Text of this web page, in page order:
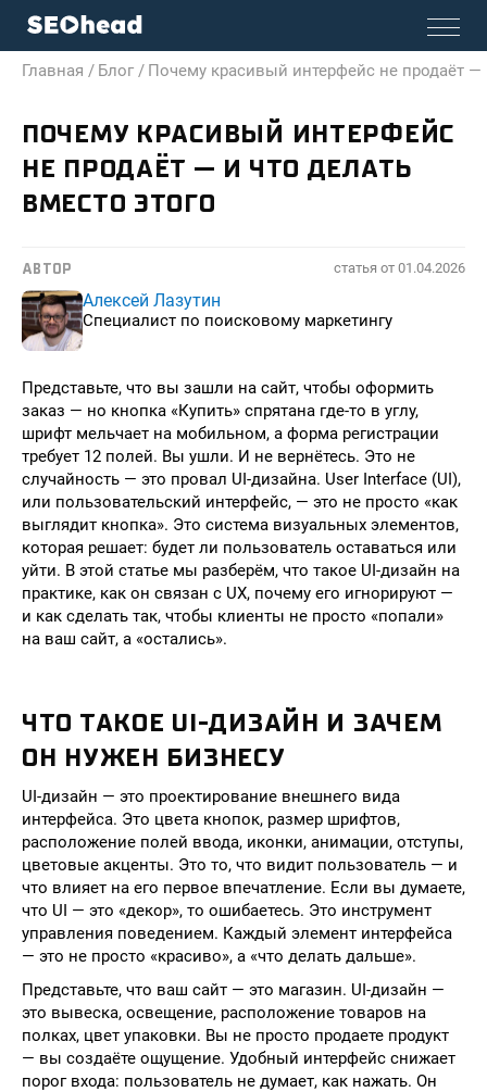
Главная / Блог / Почему красивый интерфейс не продаёт —
ПОЧЕМУ КРАСИВЫЙ ИНТЕРФЕЙС
НЕ ПРОДАЁТ — И ЧТО ДЕЛАТЬ
ВМЕСТО ЭТОГО
АВТОР статья от 01.04.2026
Алексей Лазутин
Специалист по поисковому маркетингу
Представьте, что вы зашли на сайт, чтобы оформить
заказ — но кнопка «Купить» спрятана где-то в углу,
шрифт мельчает на мобильном, а форма регистрации
требует 12 полей. Вы ушли. И не вернётесь. Это не
случайность — это провал UI-дизайна. User Interface (UI),
или пользовательский интерфейс, — это не просто «как
выглядит кнопка». Это система визуальных элементов,
которая решает: будет ли пользователь оставаться или
уйти. В этой статье мы разберём, что такое UI-дизайн на
практике, как он связан с UX, почему его игнорируют —
и как сделать так, чтобы клиенты не просто «попали»
на ваш сайт, а «остались».
ЧТО ТАКОЕ UI-ДИЗАЙН И ЗАЧЕМ
ОН НУЖЕН БИЗНЕСУ
UI-дизайн — это проектирование внешнего вида
интерфейса. Это цвета кнопок, размер шрифтов,
расположение полей ввода, иконки, анимации, отступы,
цветовые акценты. Это то, что видит пользователь — и
что влияет на его первое впечатление. Если вы думаете,
что UI — это «декор», то ошибаетесь. Это инструмент
управления поведением. Каждый элемент интерфейса
— это не просто «красиво», а «что делать дальше».
Представьте, что ваш сайт — это магазин. UI-дизайн —
это вывеска, освещение, расположение товаров на
полках, цвет упаковки. Вы не просто продаете продукт
— вы создаёте ощущение. Удобный интерфейс снижает
порог входа: пользователь не думает, как нажать. Он